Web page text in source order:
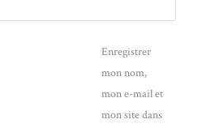
Enregistrer
mon nom,
mon e-mail et
mon site dans